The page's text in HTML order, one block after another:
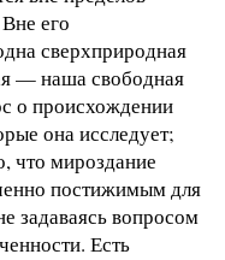
его
сверхприродная
— наша свободная
о происхождении
она исследует;
что мироздание
постижимым для
задаваясь вопросом
Есть